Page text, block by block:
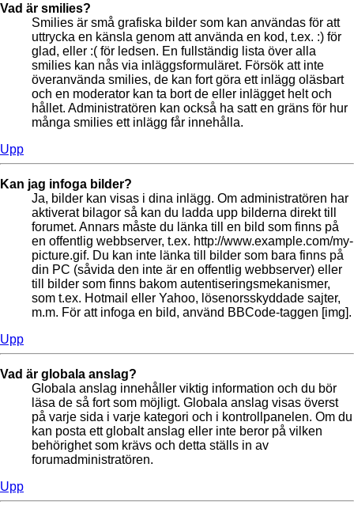
Vad är smilies?
Smilies är små grafiska bilder som kan användas för att
uttrycka en känsla genom att använda en kod, t.ex. :) för
glad, eller :( för ledsen. En fullständig lista över alla
smilies kan nås via inläggsformuläret. Försök att inte
överanvända smilies, de kan fort göra ett inlägg oläsbart
och en moderator kan ta bort de eller inlägget helt och
hållet. Administratören kan också ha satt en gräns för hur
många smilies ett inlägg får innehålla.
Upp
Kan jag infoga bilder?
Ja, bilder kan visas i dina inlägg. Om administratören har
aktiverat bilagor så kan du ladda upp bilderna direkt till
forumet. Annars måste du länka till en bild som finns på
en offentlig webbserver, t.ex. http://www.example.com/my-
picture.gif. Du kan inte länka till bilder som bara finns på
din PC (såvida den inte är en offentlig webbserver) eller
till bilder som finns bakom autentiseringsmekanismer,
som t.ex. Hotmail eller Yahoo, lösenorsskyddade sajter,
m.m. För att infoga en bild, använd BBCode-taggen [img].
Upp
Vad är globala anslag?
Globala anslag innehåller viktig information och du bör
läsa de så fort som möjligt. Globala anslag visas överst
på varje sida i varje kategori och i kontrollpanelen. Om du
kan posta ett globalt anslag eller inte beror på vilken
behörighet som krävs och detta ställs in av
forumadministratören.
Upp